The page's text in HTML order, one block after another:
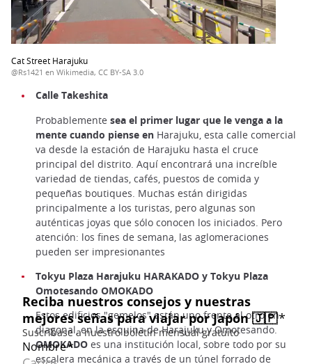
Cat Street Harajuku
@Rs1421 en Wikimedia, CC BY-SA 3.0
Calle Takeshita
Probablemente sea el primer lugar que le venga a la
mente cuando piense en Harajuku, esta calle comercial
va desde la estación de Harajuku hasta el cruce
principal del distrito. Aquí encontrará una increíble
variedad de tiendas, cafés, puestos de comida y
pequeñas boutiques. Muchas están dirigidas
principalmente a los turistas, pero algunas son
auténticas joyas que sólo conocen los iniciados. Pero
atención: los fines de semana, las aglomeraciones
pueden ser impresionantes
Tokyu Plaza Harajuku HARAKADO y Tokyu Plaza
Omotesando OMOKADO
Estos edificios "gemelos" están uno frente al otro en
diagonal, en la esquina de Harajuku y Omotesando.
OMOKADO es una institución local, sobre todo por su
escalera mecánica a través de un túnel forrado de